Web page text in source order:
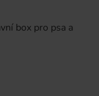
box pro psa a